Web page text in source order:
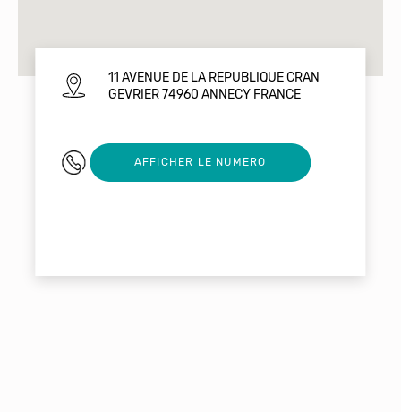
11 AVENUE DE LA REPUBLIQUE CRAN
GEVRIER 74960 ANNECY FRANCE
0450453846
AFFICHER LE NUMERO